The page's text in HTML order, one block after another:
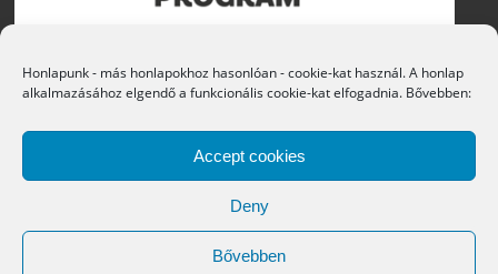
Honlapunk - más honlapokhoz hasonlóan - cookie-kat használ. A honlap
alkalmazásához elgendő a funkcionális cookie-kat elfogadnia. Bővebben:
Accept cookies
Deny
Bővebben